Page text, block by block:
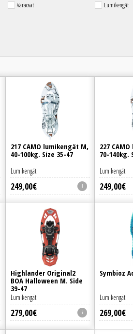
Varaosat Lumikengät
217 CAMO lumikengät M,
40-100kg. Size 35-47
249,00€
Lumikengät
227
70-140kg.
249,00€
Lumikengät
Highlander Original2
BOA Halloween M. Side
39-47
279,00€
Lumikengät
Symbioz
269,00€
Lumikengät